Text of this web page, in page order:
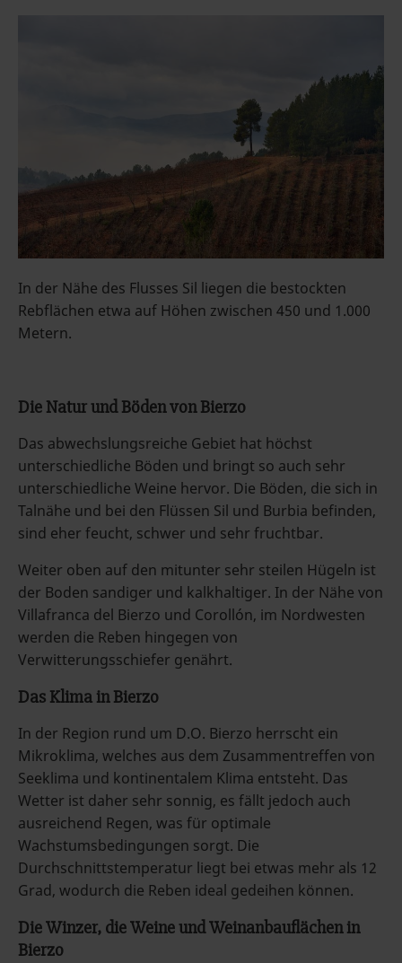
In der Nähe des Flusses Sil liegen die bestockten
Rebflächen etwa auf Höhen zwischen 450 und 1.000
Metern.
Die Natur und Böden von Bierzo
Das abwechslungsreiche Gebiet hat höchst
unterschiedliche Böden und bringt so auch sehr
unterschiedliche Weine hervor. Die Böden, die sich in
Talnähe und bei den Flüssen Sil und Burbia befinden,
sind eher feucht, schwer und sehr fruchtbar.
Weiter oben auf den mitunter sehr steilen Hügeln ist
der Boden sandiger und kalkhaltiger. In der Nähe von
Villafranca del Bierzo und Corollón, im Nordwesten
werden die Reben hingegen von
Verwitterungsschiefer genährt.
Das Klima in Bierzo
In der Region rund um D.O. Bierzo herrscht ein
Mikroklima, welches aus dem Zusammentreffen von
Seeklima und kontinentalem Klima entsteht. Das
Wetter ist daher sehr sonnig, es fällt jedoch auch
ausreichend Regen, was für optimale
Wachstumsbedingungen sorgt. Die
Durchschnittstemperatur liegt bei etwas mehr als 12
Grad, wodurch die Reben ideal gedeihen können.
Die Winzer, die Weine und Weinanbauflächen in
Bierzo